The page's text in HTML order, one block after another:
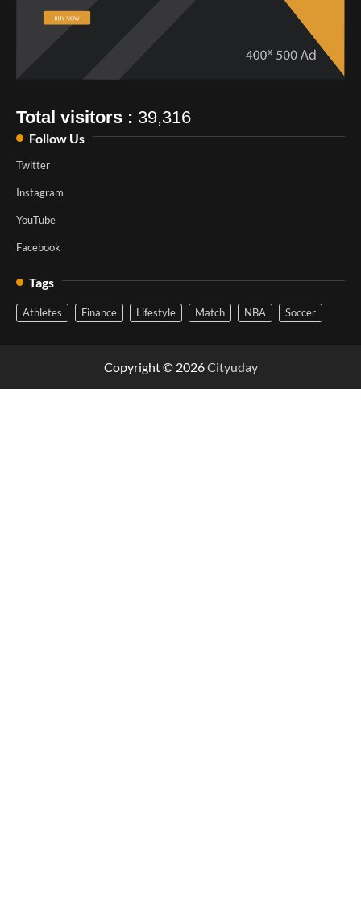
Total visitors : 39,316
Follow Us
Twitter
Instagram
YouTube
Facebook
Tags
Athletes Finance Lifestyle Match NBA Soccer
Copyright © 2026Cityuday